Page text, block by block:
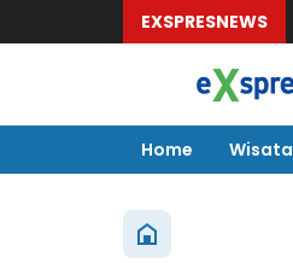
EXSPRESNEWS
Home
Wisata